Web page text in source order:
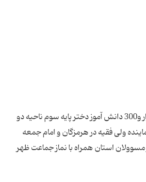
جشن تکلیف یک هزار و300 دانش آموز دختر پایه سوم ناحیه دو
ولی فقیه در هرمزگان و امام جمعه
استان همراه با نماز جماعت ظهر